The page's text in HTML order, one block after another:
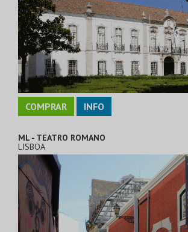
COMPRAR INFO
ML - TEATRO ROMANO
LISBOA